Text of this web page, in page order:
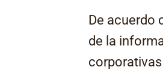
De acuerdo
de la